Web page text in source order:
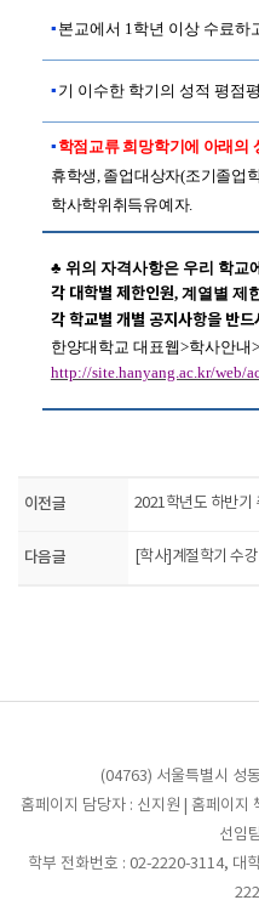
▪ 본교에서 1학년 이상 수료하
▪ 기 이수한 학기의 성적 평점
▪ 학점교류 희망학기에 아래의
휴학생, 졸업대상자(조기졸업
학사학위취득유예자.
♣ 위의 자격사항은 우리 학교
각 대학별 제한인원, 계열별 제
각 학교별 개별 공지사항을 반
한양대학교 대표웹>학사안내>
http://site.hanyang.ac.kr/web/
이전글 2021학년도 하반기
다음글 [학사]계절학기 수
(04763) 서울특별시 성
홈페이지 담당자 : 신지원 | 홈페이지
선임
학부 전화번호 : 02-2220-3114, 대